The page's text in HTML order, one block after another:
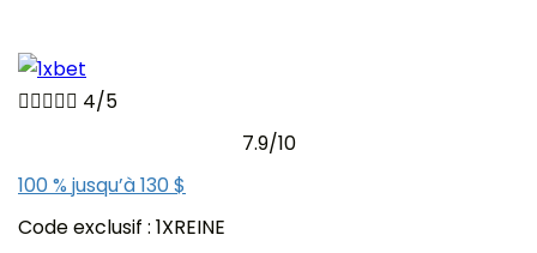
 4/5
7.9/10
100 % jusqu’à 130 $
Code exclusif : 1XREINE